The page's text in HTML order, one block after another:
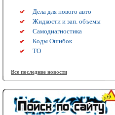
Дела для нового авто
Жидкости и зап. объемы
Самодиагностика
Коды Ошибок
ТО
Все последние новости